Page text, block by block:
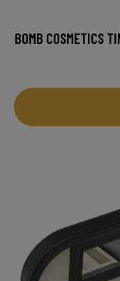
BOMB COSMETICS